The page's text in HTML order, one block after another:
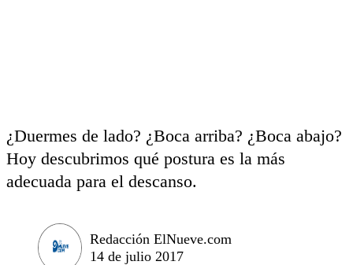
¿Duermes de lado? ¿Boca arriba? ¿Boca abajo?
Hoy descubrimos qué postura es la más
adecuada para el descanso.
Redacción ElNueve.com
14 de julio 2017